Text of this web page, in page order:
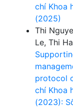
chí Khoa
(2025)
Thi
Le, Thi
protocol
chí Khoa
(2023):